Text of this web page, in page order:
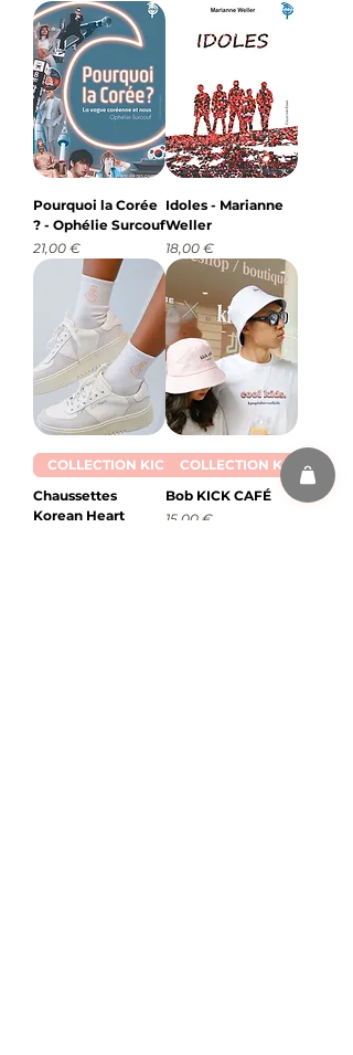
Pourquoi la Corée
? - Ophélie Surcouf
Prix
21,00 €
Idoles - Marianne
Weller
Prix
18,00 €
COLLECTION KICK
Chaussettes
Korean Heart
COLLECTION KICK
Bob KICK CAFÉ
Prix
15,00 €